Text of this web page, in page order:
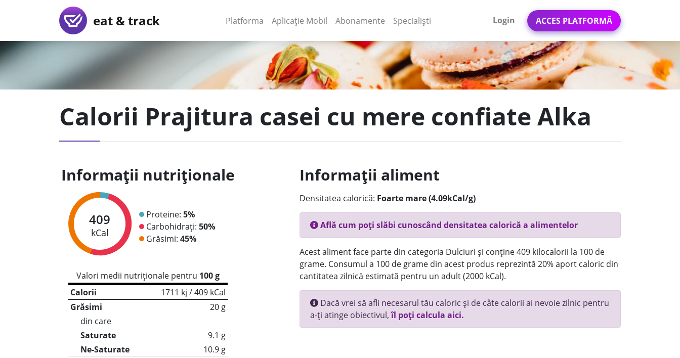
eat & track Platforma (current)
Aplicație Mobil (current)
Abonamente Specialiști Login ACCES PLATFORMĂ
Calorii Prajitura casei cu mere confiate Alka
Informații nutriționale
409
kCal
Proteine: 5%
Carbohidrați: 50%
Grăsimi: 45%
Valori medii nutriționale pentru 100 g
Calorii
1711 kj / 409 kCal
Grăsimi
20 g
din care
Saturate
9.1 g
Ne-Saturate
10.9 g
Informații aliment
Densitatea calorică: Foarte mare (4.09kCal/g)
Află cum poți slăbi cunoscând densitatea calorică a alimentelor
Acest aliment face parte din categoria Dulciuri și conține 409 kilocalorii la 100 de
grame. Consumul a 100 de grame din acest produs reprezintă 20% aport caloric din
cantitatea zilnică estimată pentru un adult (2000 kCal).
Dacă vrei să afli necesarul tău caloric și de câte calorii ai nevoie zilnic pentru
a-ți atinge obiectivul,îl poți calcula aici.